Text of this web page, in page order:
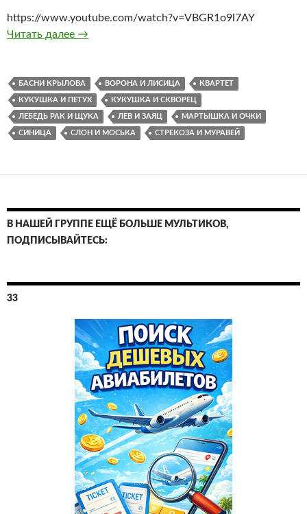
https://www.youtube.com/watch?v=VBGR1o9l7AY
Читать далее Басни Крылова. Все серии. Мультфильмы
→
БАСНИ КРЫЛОВА ВОРОНА И ЛИСИЦА КВАРТЕТ
КУКУШКА И ПЕТУХ КУКУШКА И СКВОРЕЦ
ЛЕБЕДЬ РАК И ЩУКА ЛЕВ И ЗАЯЦ МАРТЫШКА И ОЧКИ
СИНИЦА СЛОН И МОСЬКА СТРЕКОЗА И МУРАВЕЙ
В НАШЕЙ ГРУППЕ ЕЩЁ БОЛЬШЕ МУЛЬТИКОВ,
ПОДПИСЫВАЙТЕСЬ:
33